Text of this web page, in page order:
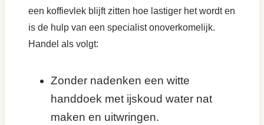
een koffievlek blijft zitten hoe lastiger het wordt en
is de hulp van een specialist onoverkomelijk.
Handel als volgt:
Zonder nadenken een witte
handdoek met ijskoud water nat
maken en uitwringen.